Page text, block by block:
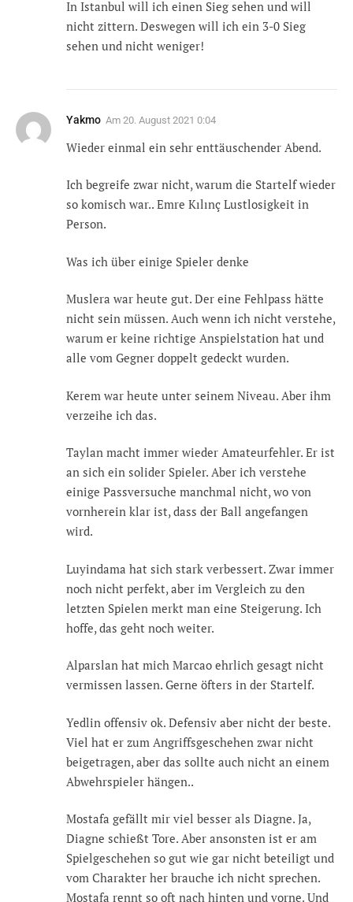
In Istanbul will ich einen Sieg sehen und will
nicht zittern. Deswegen will ich ein 3-0 Sieg
sehen und nicht weniger!
Yakmo Am 20. August 2021 0:04
Wieder einmal ein sehr enttäuschender Abend.
Ich begreife zwar nicht, warum die Startelf wieder
so komisch war.. Emre Kılınç Lustlosigkeit in
Person.
Was ich über einige Spieler denke
Muslera war heute gut. Der eine Fehlpass hätte
nicht sein müssen. Auch wenn ich nicht verstehe,
warum er keine richtige Anspielstation hat und
alle vom Gegner doppelt gedeckt wurden.
Kerem war heute unter seinem Niveau. Aber ihm
verzeihe ich das.
Taylan macht immer wieder Amateurfehler. Er ist
an sich ein solider Spieler. Aber ich verstehe
einige Passversuche manchmal nicht, wo von
vornherein klar ist, dass der Ball angefangen
wird.
Luyindama hat sich stark verbessert. Zwar immer
noch nicht perfekt, aber im Vergleich zu den
letzten Spielen merkt man eine Steigerung. Ich
hoffe, das geht noch weiter.
Alparslan hat mich Marcao ehrlich gesagt nicht
vermissen lassen. Gerne öfters in der Startelf.
Yedlin offensiv ok. Defensiv aber nicht der beste.
Viel hat er zum Angriffsgeschehen zwar nicht
beigetragen, aber das sollte auch nicht an einem
Abwehrspieler hängen..
Mostafa gefällt mir viel besser als Diagne. Ja,
Diagne schießt Tore. Aber ansonsten ist er am
Spielgeschehen so gut wie gar nicht beteiligt und
vom Charakter her brauche ich nicht sprechen.
Mostafa rennt so oft nach hinten und vorne. Und